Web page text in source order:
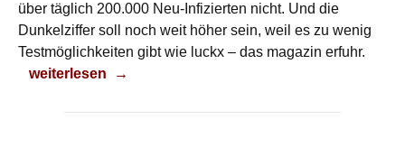
über täglich 200.000 Neu-Infizierten nicht. Und die
Dunkelziffer soll noch weit höher sein, weil es zu wenig
Testmöglichkeiten gibt wie luckx – das magazin erfuhr.
Corona-Beatmete
weiterlesen →